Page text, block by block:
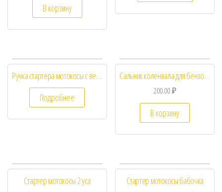
В корзину
Ручка стартера мотокосы с веревкой
Подробнее
Сальник коленвала для бензотриммера HUSQVARNA 128R
200.00₽
В корзину
Стартер мотокосы 2 уса
Стартер мотокосы бабочка